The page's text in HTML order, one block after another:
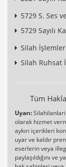
5729 S. Ses
5729 Sayılı
Silah
Silah Ruhsat
Tüm
Uyarı:
olarak hizmet
aykırı içerikleri
uyar ve kaldır
eserlerin veya
paylaşıldığını ve